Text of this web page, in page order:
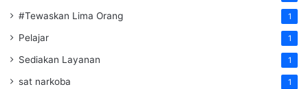
#Tewaskan Lima Orang 1
Pelajar 1
Sediakan Layanan 1
sat narkoba 1